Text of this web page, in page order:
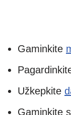
Gaminkite
Užkepkite
Gaminkite